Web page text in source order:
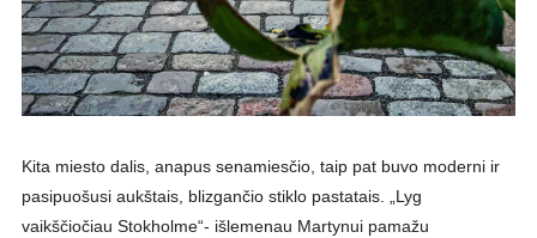
Kita miesto dalis, anapus senamiesčio, taip pat buvo moderni ir
pasipuošusi aukštais, blizgančio stiklo pastatais. „Lyg
vaikščiočiau Stokholme“- išlemenau Martynui pamažu